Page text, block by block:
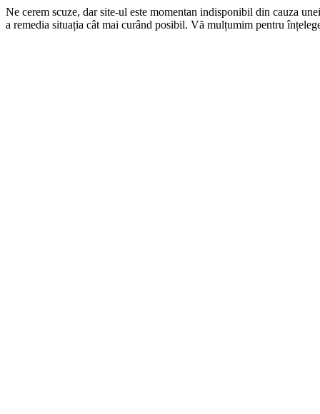
Ne cerem scuze, dar site-ul este momentan indisponibil din cauza
a remedia situația cât mai curând posibil. Vă mulțumim pentru